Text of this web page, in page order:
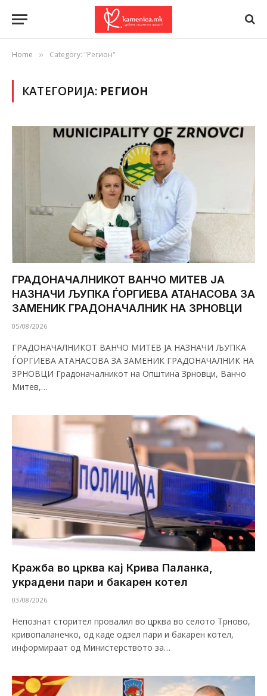
Home » Category: "Регион"
КАТЕГОРИЈА: РЕГИОН
ГРАДОНАЧАЛНИКОТ ВАНЧО МИТЕВ ЈА
НАЗНАЧИ ЉУПКА ЃОРГИЕВА АТАНАСОВА ЗА
ЗАМЕНИК ГРАДОНАЧАЛНИК НА ЗРНОВЦИ
05/08/2026
ГРАДОНАЧАЛНИКОТ ВАНЧО МИТЕВ ЈА НАЗНАЧИ ЉУПКА
ЃОРГИЕВА АТАНАСОВА ЗА ЗАМЕНИК ГРАДОНАЧАЛНИК НА
ЗРНОВЦИ Градоначалникот на Општина Зрновци, Ванчо
Митев,…
Кражба во црква кај Крива Паланка,
украдени пари и бакарен котел
03/08/2026
Непознат сторител провалил во црква во селото Трново,
кривопаланечко, од каде одзел пари и бакарен котел,
информираат од Министерството за…